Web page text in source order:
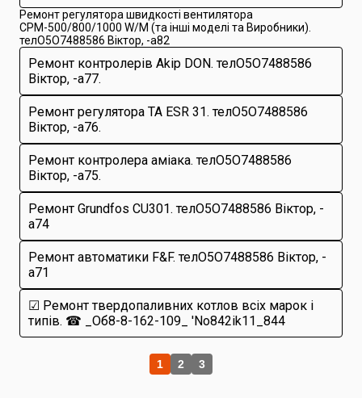
Ремонт регулятора швидкості вентилятора
СРМ-500/800/1000 W/M (та інші моделі та Виробники).
телО5O7488586 Віктop, -a82
Ремонт контролерів Akip DON. телО5O7488586
Віктop, -a77.
Ремонт регулятора TA ESR 31. телО5O7488586
Віктop, -a76.
Ремонт контролера аміака. телО5O7488586
Віктop, -a75.
Ремонт Grundfos CU301. телО5O7488586 Віктop, -
a74
Ремонт автоматики F&F. телО5O7488586 Віктop, -
a71
☑ Ремонт твердопаливних котлов всіх марок і
типів. ☎ _Oб8-8-162-109_ 'No842ik11_844
1 2 3